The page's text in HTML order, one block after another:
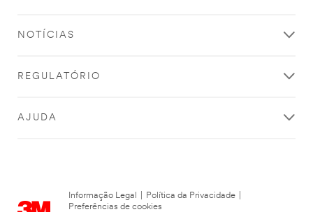
NOTÍCIAS
REGULATÓRIO
AJUDA
Informação Legal Política da Privacidade
Preferências de cookies